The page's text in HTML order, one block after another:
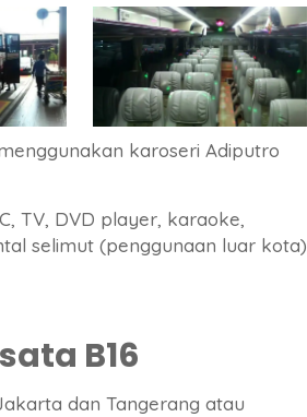
karoseri Adiputro
TV, DVD player, karaoke,
selimut (penggunaan luar kota)
B16
dan Tangerang atau